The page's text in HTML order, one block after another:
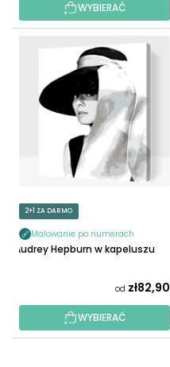
WYBIERAĆ
2+1 ZA DARMO
Malowanie po numerach
Audrey Hepburn w kapeluszu
od zł82,90
WYBIERAĆ